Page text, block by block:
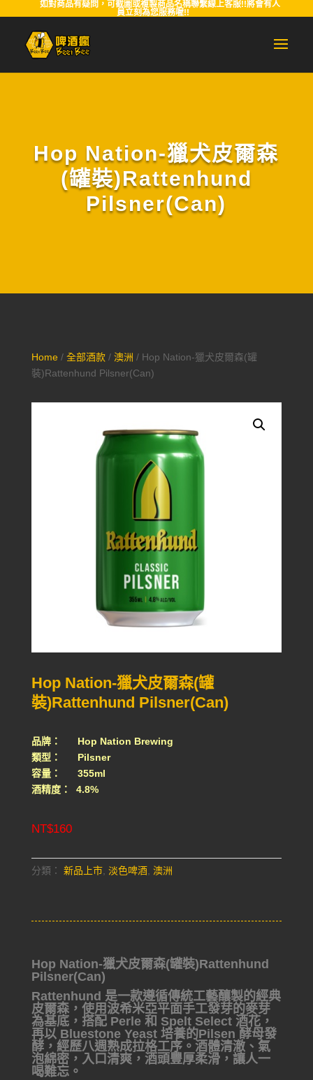
如對商品有疑問，可截圖或複製商品名稱聯繫線上客服!!將會有人
員立刻為您服務喔!!
Hop Nation-獵犬皮爾森
(罐裝)Rattenhund
Pilsner(Can)
Home/ 全部酒款/ 澳洲 / Hop Nation-獵犬皮爾森(罐
裝)Rattenhund Pilsner(Can)
Hop Nation-獵犬皮爾森(罐
裝)Rattenhund Pilsner(Can)
品牌： Hop Nation Brewing
類型： Pilsner
容量： 355ml
酒精度： 4.8%
NT$160
分類： 新品上市, 淡色啤酒, 澳洲
Hop Nation-獵犬皮爾森(罐裝)Rattenhund
Pilsner(Can)
Rattenhund 是一款遵循傳統工藝釀製的經典
皮爾森，使用波希米亞平面手工發芽的麥芽
為基底，搭配 Perle 和 Spelt Select 酒花，
再以 Bluestone Yeast 培養的Pilsen 酵母發
酵，經歷八週熟成拉格工序。酒體清澈、氣
泡綿密，入口清爽，酒頭豐厚柔滑，讓人一
喝難忘。